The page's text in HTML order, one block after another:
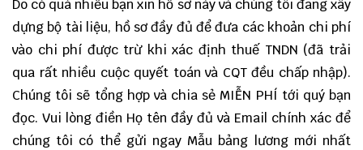
Do có quá nhiều bạn xin hồ sơ này và chúng tôi đang xây
dựng bộ tài liệu, hồ sơ đầy đủ để đưa các khoản chi phí
vào chi phí được trừ khi xác định thuế TNDN (đã trải
qua rất nhiều cuộc quyết toán và CQT đều chấp nhập).
Chúng tôi sẽ tổng hợp và chia sẻ MIỄN PHÍ tới quý bạn
đọc. Vui lòng điền Họ tên đầy đủ và Email chính xác để
chúng tôi có thể gửi ngay Mẫu bảng lương mới nhất